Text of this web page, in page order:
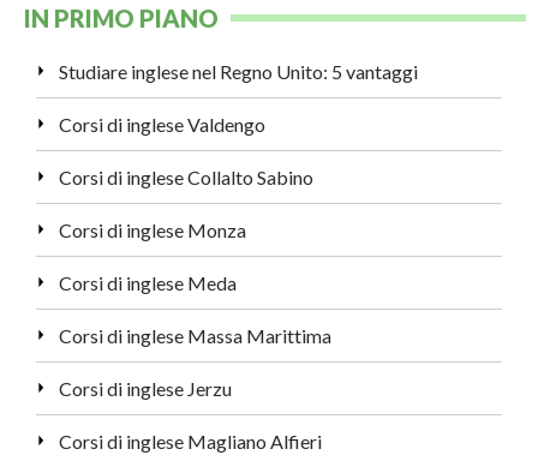
IN PRIMO PIANO
Studiare inglese nel Regno Unito: 5 vantaggi
Corsi di inglese Valdengo
Corsi di inglese Collalto Sabino
Corsi di inglese Monza
Corsi di inglese Meda
Corsi di inglese Massa Marittima
Corsi di inglese Jerzu
Corsi di inglese Magliano Alfieri